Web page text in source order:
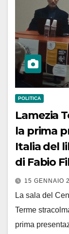
POLITICA
Lamezia
la prima
Italia del
di Fabio
15 GENNAIO
La sala del
Terme
prima